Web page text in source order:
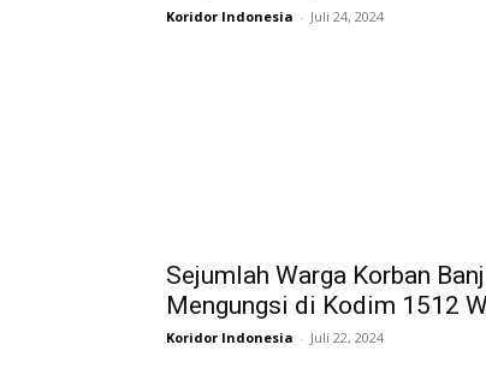
Koridor Indonesia - Juli 24, 2024
Sejumlah Warga Korban
Mengungsi di Kodim 1512
Koridor Indonesia - Juli 22, 2024